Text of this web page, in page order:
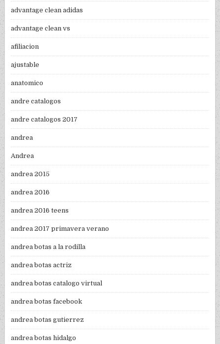
advantage clean adidas
advantage clean vs
afiliacion
ajustable
anatomico
andre catalogos
andre catalogos 2017
andrea
Andrea
andrea 2015
andrea 2016
andrea 2016 teens
andrea 2017 primavera verano
andrea botas a la rodilla
andrea botas actriz
andrea botas catalogo virtual
andrea botas facebook
andrea botas gutierrez
andrea botas hidalgo